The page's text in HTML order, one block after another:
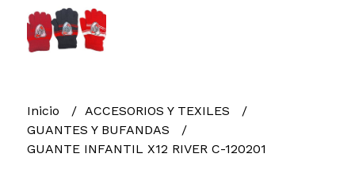
Inicio
ACCESORIOS Y TEXILES
GUANTES Y BUFANDAS
GUANTE INFANTIL X12 RIVER C-120201